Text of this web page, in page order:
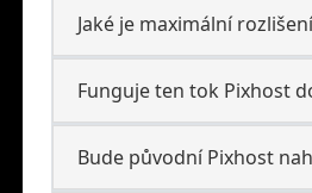
Jaké je maximální
Funguje ten tok Pixhost
Bude původní Pixhost